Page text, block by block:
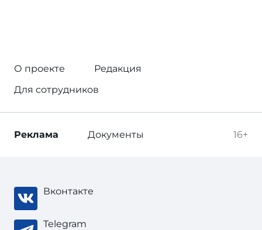
О проекте
Редакция
Для сотрудников
16+
Реклама Документы
Вконтакте
Telegram